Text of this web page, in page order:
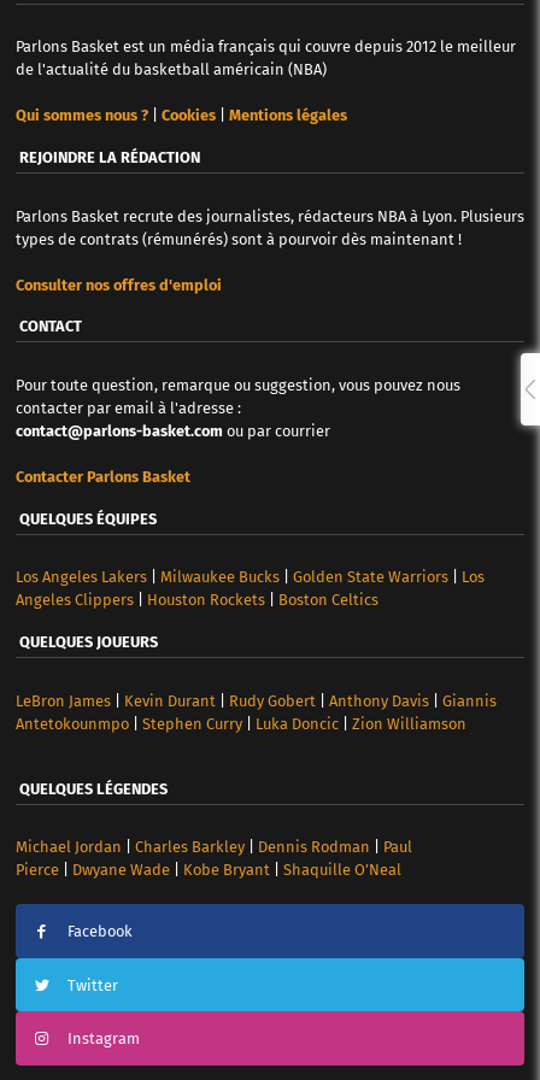
Parlons Basket est un média français qui couvre depuis 2012 le meilleur
de l'actualité du basketball américain (NBA)
Qui sommes nous ?| Cookies| Mentions légales
REJOINDRE LA RÉDACTION
Parlons Basket recrute des journalistes, rédacteurs NBA à Lyon. Plusieurs
types de contrats (rémunérés) sont à pourvoir dès maintenant !
Consulter nos offres d'emploi
CONTACT
Pour toute question, remarque ou suggestion, vous pouvez nous
contacter par email à l'adresse :
contact@parlons-basket.com ou par courrier
Contacter Parlons Basket
QUELQUES ÉQUIPES
Los Angeles Lakers| Milwaukee Bucks| Golden State Warriors| Los
Angeles Clippers| Houston Rockets| Boston Celtics
QUELQUES JOUEURS
LeBron James| Kevin Durant Rudy Gobert Anthony Davis| Giannis
Antetokounmpo| Stephen Curry| Luka Doncic| Zion Williamson
QUELQUES LÉGENDES
Michael Jordan Charles Barkley| Dennis Rodman
Paul
Pierce| Dwyane Wade| Kobe Bryant| Shaquille O’Neal
Facebook
Twitter
Instagram